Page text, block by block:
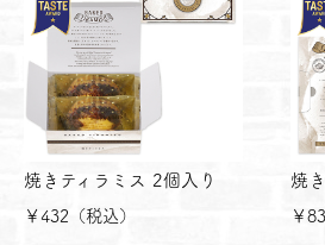
焼きティラミス 2個入り
￥432（税込）
焼
￥